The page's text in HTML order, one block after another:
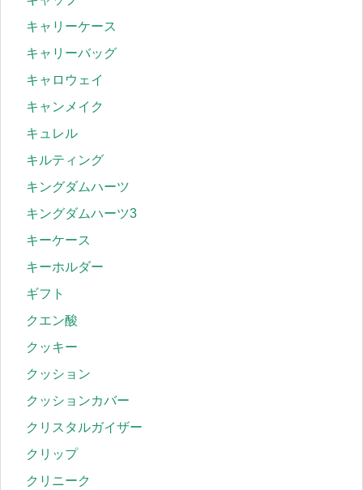
キャリーケース
キャリーバッグ
キャロウェイ
キャンメイク
キュレル
キルティング
キングダムハーツ
キングダムハーツ3
キーケース
キーホルダー
ギフト
クエン酸
クッキー
クッション
クッションカバー
クリスタルガイザー
クリップ
クリニーク